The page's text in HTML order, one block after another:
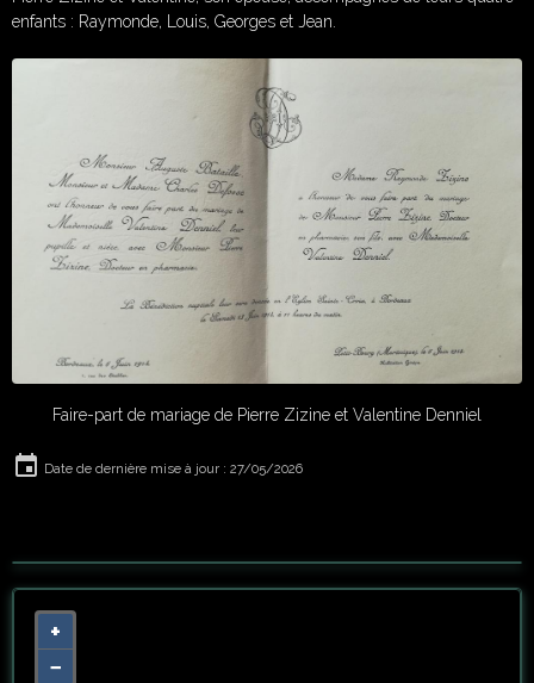
enfants : Raymonde, Louis, Georges et Jean.
Faire-part de mariage de Pierre Zizine et Valentine Denniel
Date de dernière mise à jour : 27/05/2026
+
−